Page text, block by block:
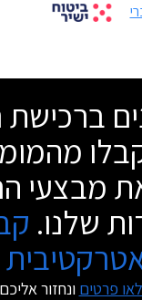
מבצעי
שלנו.
פרטים ונחזור